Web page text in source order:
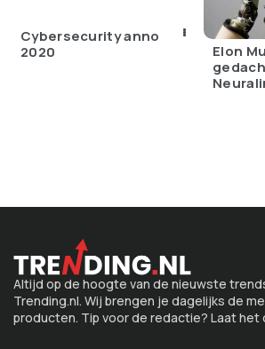
Elon
Cybersecurity anno
2020
Altijd op de hoogte van de nieuwste
Trending.nl. Wij brengen je dagelijks de
producten. Tip voor de redactie? Laat het